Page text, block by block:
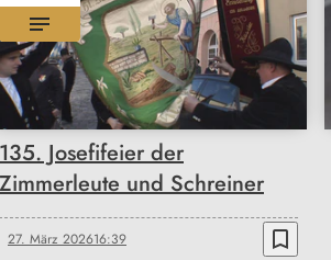
135. Josefifeier der
Zimmerleute und Schreiner
27. März 202616:39 bookmark_border